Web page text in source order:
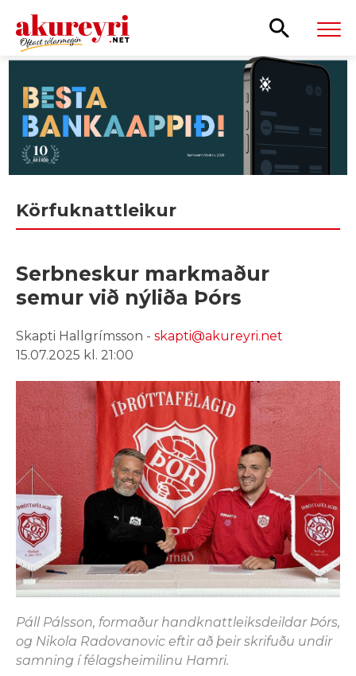
Körfuknattleikur
Serbneskur markmaður
semur við nýliða Þórs
Skapti Hallgrímsson - skapti@akureyri.net
15.07.2025 kl. 21:00
Páll Pálsson, formaður handknattleiksdeildar Þórs,
og Nikola Radovanovic eftir að þeir skrifuðu undir
samning í félagsheimilinu Hamri.